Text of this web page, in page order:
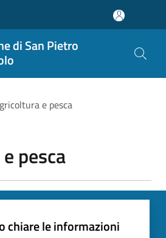
di San Pietro
e pesca
pesca
chiare le informazioni